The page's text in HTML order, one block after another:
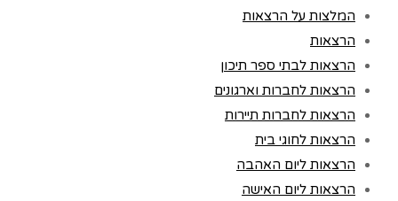
המלצות על הרצאות
הרצאות
הרצאות לבתי ספר תיכון
הרצאות לחברות וארגונים
הרצאות לחברות תיירות
הרצאות לחוגי בית
הרצאות ליום האהבה
הרצאות ליום האישה